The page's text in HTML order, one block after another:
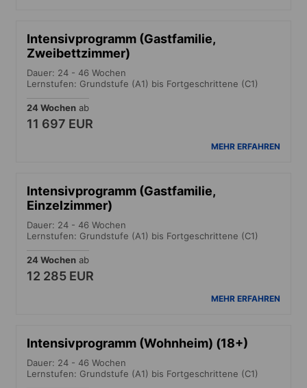
Intensivprogramm (Gastfamilie,
Zweibettzimmer)
Dauer: 24 - 46 Wochen
Lernstufen: Grundstufe (A1) bis Fortgeschrittene (C1)
24 Wochen ab
11 697 EUR
MEHR ERFAHREN
Intensivprogramm (Gastfamilie,
Einzelzimmer)
Dauer: 24 - 46 Wochen
Lernstufen: Grundstufe (A1) bis Fortgeschrittene (C1)
24 Wochen ab
12 285 EUR
MEHR ERFAHREN
Intensivprogramm (Wohnheim) (18+)
Dauer: 24 - 46 Wochen
Lernstufen: Grundstufe (A1) bis Fortgeschrittene (C1)